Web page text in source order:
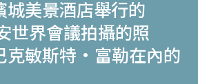
城美景酒店舉行的
世界會議拍攝的照
克敏斯特・富勒在內的